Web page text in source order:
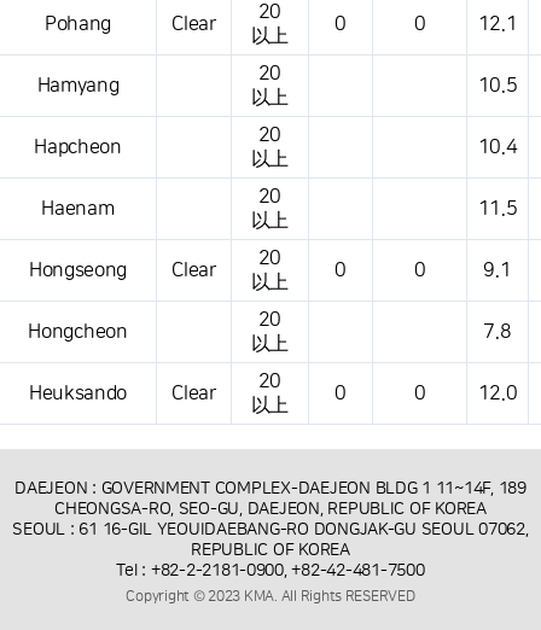
Pohang Clear
20
以上
0 0 12.1
Hamyang
20
以上
10.5
Hapcheon
20
以上
10.4
Haenam
20
以上
11.5
Hongseong Clear
20
以上
0 0 9.1
Hongcheon
20
以上
7.8
Heuksando Clear
20
以上
0 0 12.0
DAEJEON : GOVERNMENT COMPLEX-DAEJEON BLDG 1 11~14F, 189
CHEONGSA-RO, SEO-GU, DAEJEON, REPUBLIC OF KOREA
SEOUL : 61 16-GIL YEOUIDAEBANG-RO DONGJAK-GU SEOUL 07062,
REPUBLIC OF KOREA
Tel : +82-2-2181-0900, +82-42-481-7500
Copyright © 2023 KMA. All Rights RESERVED